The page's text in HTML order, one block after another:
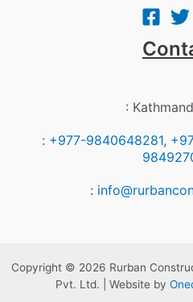
:
: +977-9840648281,
:
Copyright © 2026 Rurban
Pvt. Ltd. | Website by